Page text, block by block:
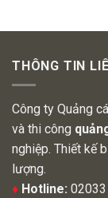
THÔNG TIN
Công ty Quảng
và thi công
nghiệp. Thiết kế
lượng.
♦ Hotline: